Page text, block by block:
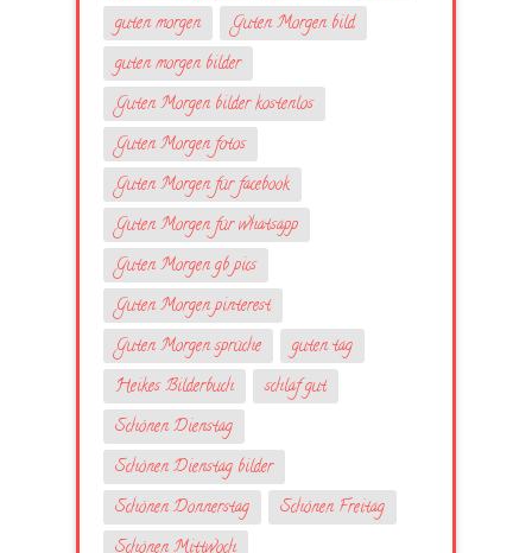
guten morgen
Guten Morgen bild
guten morgen bilder
Guten Morgen bilder kostenlos
Guten Morgen fotos
Guten Morgen für facebook
Guten Morgen für whatsapp
Guten Morgen gb pics
Guten Morgen pinterest
Guten Morgen sprüche
guten tag
Heikes Bilderbuch
schlaf gut
Schönen Dienstag
Schönen Dienstag bilder
Schönen Donnerstag
Schönen Freitag